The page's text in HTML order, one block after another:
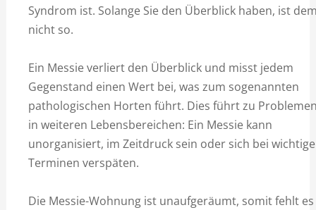
Syndrom ist. Solange Sie den Überblick haben, ist
nicht so.
Ein Messie verliert den Überblick und misst jedem
Gegenstand einen Wert bei, was zum sogenannten
pathologischen Horten führt. Dies führt zu
in weiteren Lebensbereichen: Ein Messie kann
unorganisiert, im Zeitdruck sein oder sich bei
Terminen verspäten.
Die Messie-Wohnung ist unaufgeräumt, somit fehlt es